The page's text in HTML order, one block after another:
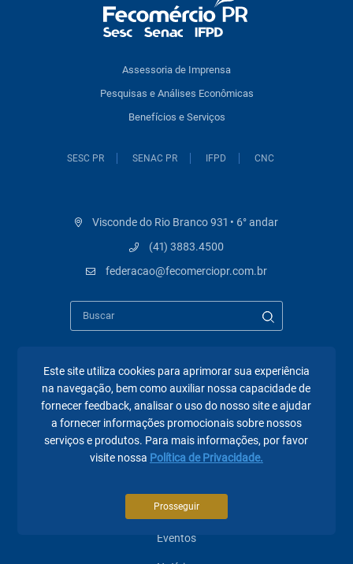
Assessoria de Imprensa
Pesquisas e Análises Econômicas
Benefícios e Serviços
SESC PR SENAC PR IFPD CNC
Visconde do Rio Branco 931 • 6° andar
(41) 3883.4500
federacao@fecomerciopr.com.br
Páginas mais visitadas
A Fecomércio PR
Sindicatos
Atuação
Eventos
Este site utiliza cookies para aprimorar sua experiência
na navegação, bem como auxiliar nossa capacidade de
fornecer feedback, analisar o uso do nosso site e ajudar
a fornecer informações promocionais sobre nossos
serviços e produtos. Para mais informações, por favor
visite nossa Política de Privacidade.
Prosseguir